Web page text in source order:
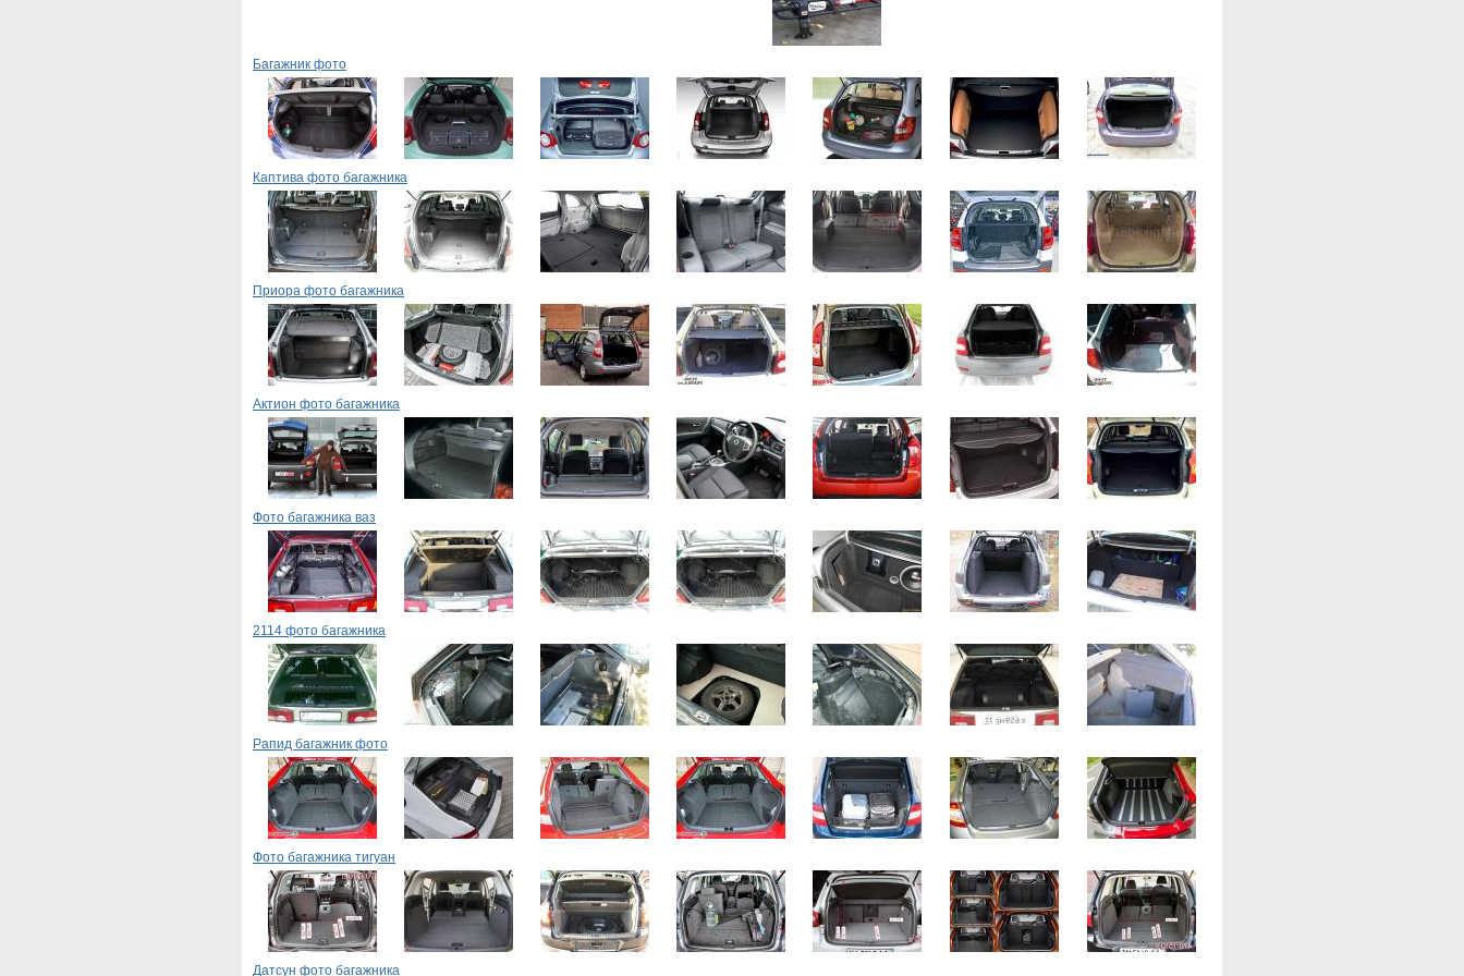
Багажник фото
Каптива фото багажника
Приора фото багажника
Актион фото багажника
Фото багажника ваз
2114 фото багажника
Рапид багажник фото
Фото багажника тигуан
Датсун фото багажника